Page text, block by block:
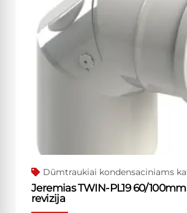
Dūmtraukiai kondensaciniams
Jeremias TWIN-PL19 60/100mm
revizija